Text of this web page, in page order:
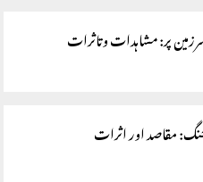
پر: مشاہدات وتاثرات
مقاصد اور اثرات